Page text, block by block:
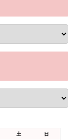
土
日